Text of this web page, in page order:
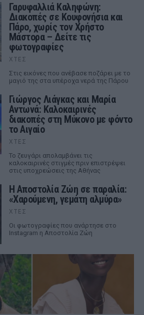
Γαρυφαλλιά Καληφώνη:
Διακοπές σε Κουφονήσια και
Πάρο, χωρίς τον Χρήστο
Μάστορα – Δείτε τις
φωτογραφίες
ΧΤΕΣ
Στις εικόνες που ανέβασε ποζάρει με το
μαγιό της στα υπέροχα νερά της Πάρου
Γιώργος Λιάγκας και Μαρία
Αντωνά: Καλοκαιρινές
διακοπές στη Μύκονο με φόντο
το Αιγαίο
ΧΤΕΣ
Το ζευγάρι απολαμβάνει τις
καλοκαιρινές στιγμές πριν επιστρέψει
στις υποχρεώσεις της Αθήνας
Η Αποστολία Ζώη σε παραλία:
«Χαρούμενη, γεμάτη αλμύρα»
ΧΤΕΣ
Οι φωτογραφίες που ανάρτησε στο
Instagram η Αποστολία Ζώη